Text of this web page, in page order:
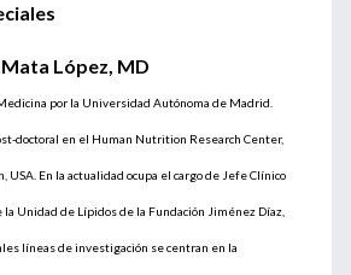
López, MD
por la Universidad Autónoma de Madrid.
doctoral en el Human Nutrition Research Center,
USA. En la actualidad ocupa el cargo de Jefe Clínico
Unidad de Lípidos de la Fundación Jiménez Díaz,
líneas de investigación se centran en la